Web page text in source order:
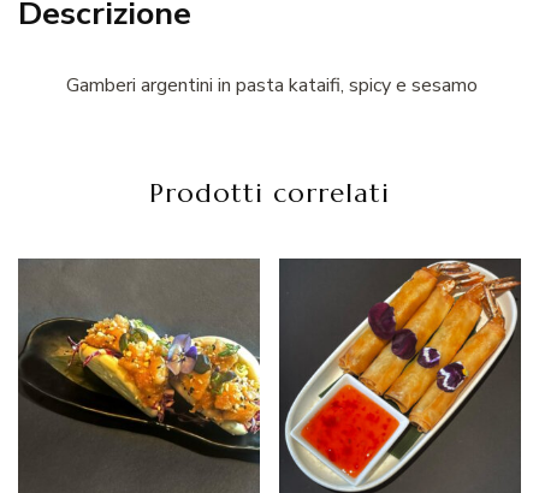
Descrizione
Gamberi argentini in pasta kataifi, spicy e sesamo
Prodotti correlati